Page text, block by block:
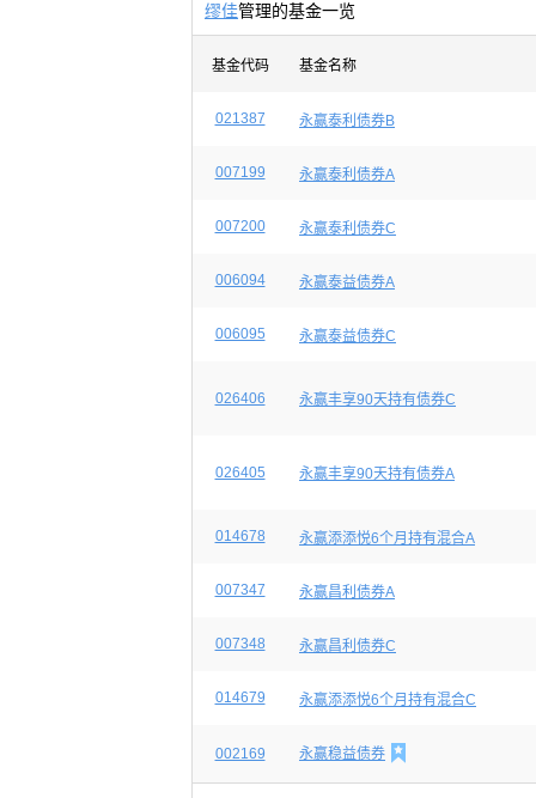
缪佳管理的基金一览
基金代码 基金名称
021387 永赢泰利债券B
007199 永赢泰利债券A
007200 永赢泰利债券C
006094 永赢泰益债券A
006095 永赢泰益债券C
026406 永赢丰享90天持有债券C
026405 永赢丰享90天持有债券A
014678 永赢添添悦6个月持有混合A
007347 永赢昌利债券A
007348 永赢昌利债券C
014679 永赢添添悦6个月持有混合C
002169 永赢稳益债券 